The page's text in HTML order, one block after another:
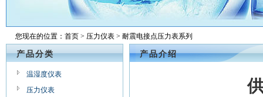
您现在的位置： 首页 > 压力仪表 > 耐震电接点压力表系列
产品分类
温湿度仪表
压力仪表
产品介绍